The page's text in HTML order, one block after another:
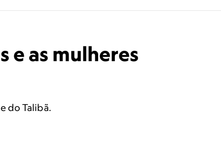
e as mulheres
do Talibã.